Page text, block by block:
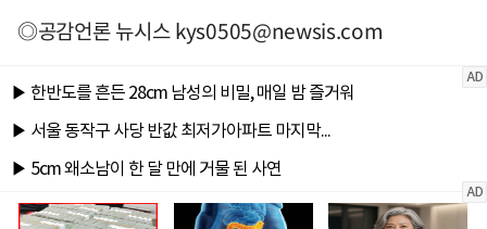
◎공감언론 뉴시스kys0505@newsis.com